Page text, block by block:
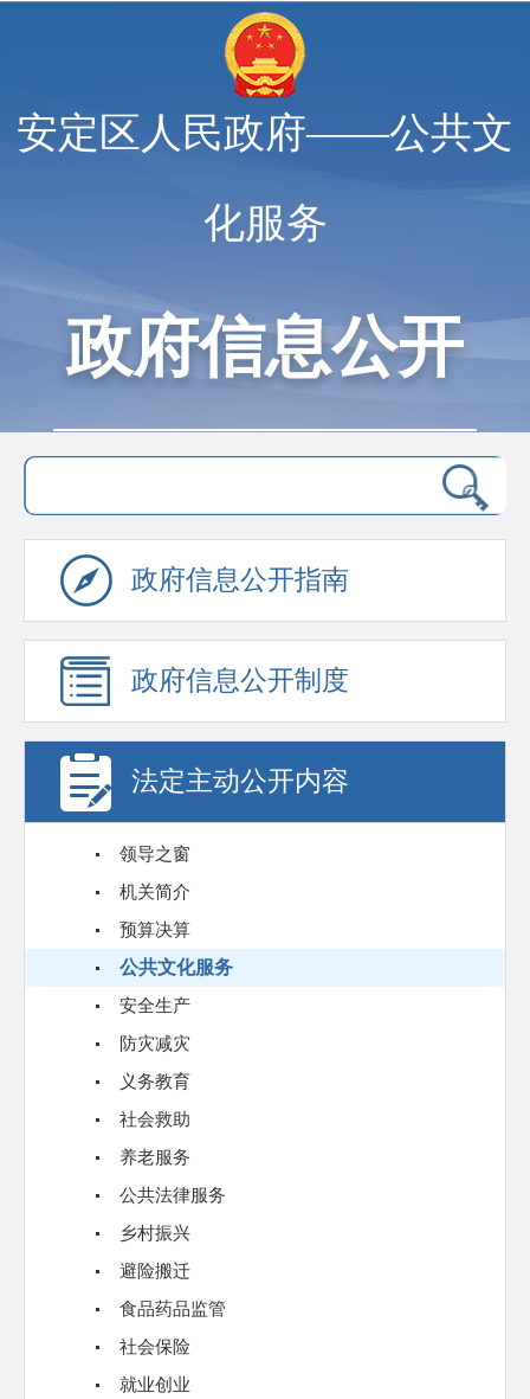
安定区人民政府——公共文
化服务
政府信息公开
政府信息公开指南
政府信息公开制度
法定主动公开内容
领导之窗
机关简介
预算决算
公共文化服务
安全生产
防灾减灾
义务教育
社会救助
养老服务
公共法律服务
乡村振兴
避险搬迁
食品药品监管
社会保险
就业创业